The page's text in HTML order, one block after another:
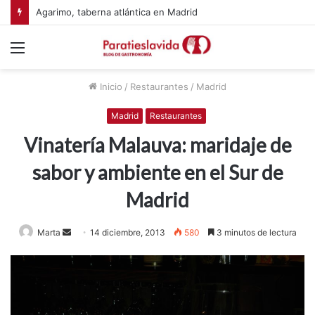
Agarimo, taberna atlántica en Madrid
Inicio / Restaurantes / Madrid
Madrid Restaurantes
Vinatería Malauva: maridaje de
sabor y ambiente en el Sur de
Madrid
Marta
S
n
14 diciembre, 2013 580 3 minutos de lectura